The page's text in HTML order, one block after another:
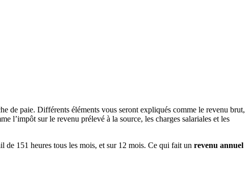
de paie. Différents éléments vous seront expliqués comme le revenu brut,
l’impôt sur le revenu prélevé à la source, les charges salariales et les
de 151 heures tous les mois, et sur 12 mois. Ce qui fait un revenu annuel